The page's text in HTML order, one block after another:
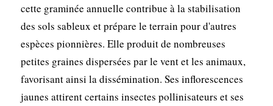
cette graminée annuelle contribue à la stabilisation
des sols sableux et prépare le terrain pour d'autres
espèces pionnières. Elle produit de nombreuses
petites graines dispersées par le vent et les animaux,
favorisant ainsi la dissémination. Ses inflorescences
jaunes attirent certains insectes pollinisateurs et ses